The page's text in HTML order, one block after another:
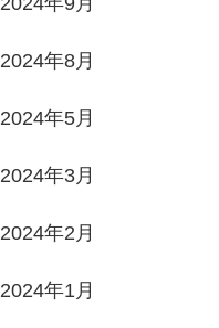
2024年8月
2024年5月
2024年3月
2024年2月
2024年1月